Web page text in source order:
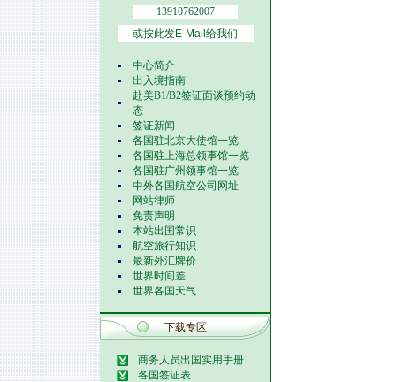
13910762007
或按此发E-Mail给我们
中心简介
出入境指南
赴美B1/B2签证面谈预约动
态
签证新闻
各国驻北京大使馆一览
各国驻上海总领事馆一览
各国驻广州领事馆一览
中外各国航空公司网址
网站律师
免责声明
本站出国常识
航空旅行知识
最新外汇牌价
世界时间差
世界各国天气
下载专区
商务人员出国实用手册
各国签证表